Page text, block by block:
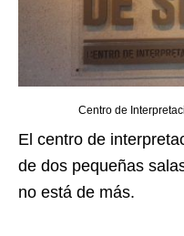
Centro de
El centro de
de dos pequeñas
no está de más.